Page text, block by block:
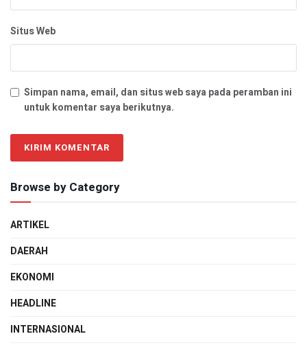
Situs Web
Simpan nama, email, dan situs web saya pada peramban ini
untuk komentar saya berikutnya.
Browse by Category
ARTIKEL
DAERAH
EKONOMI
HEADLINE
INTERNASIONAL